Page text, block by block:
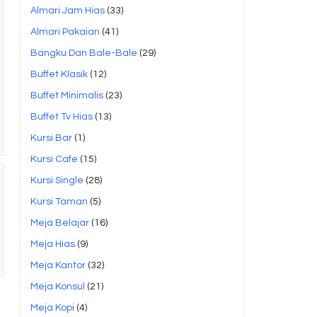
Almari Jam Hias(33)
Almari Pakaian (41)
Bangku Dan Bale-Bale (29)
Buffet Klasik(12)
Buffet Minimalis(23)
Buffet Tv Hias(13)
Kursi Bar(1)
Kursi Cafe (15)
Kursi Single (28)
Kursi Taman (5)
Meja Belajar(16)
Meja Hias(9)
Meja Kantor(32)
Meja Konsul (21)
Meja Kopi (4)